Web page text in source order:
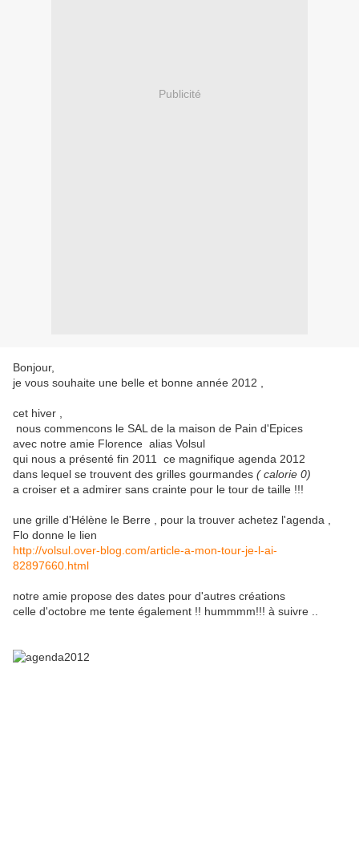
Publicité
Bonjour,
je vous souhaite une belle et bonne année 2012 ,
cet hiver ,
nous commencons le SAL de la maison de Pain d'Epices
avec notre amie Florence alias Volsul
qui nous a présenté fin 2011 ce magnifique agenda 2012
dans lequel se trouvent des grilles gourmandes ( calorie 0)
a croiser et a admirer sans crainte pour le tour de taille !!!
une grille d'Hélène le Berre , pour la trouver achetez l'agenda ,
Flo donne le lien
http://volsul.over-blog.com/article-a-mon-tour-je-l-ai-
82897660.html
notre amie propose des dates pour d'autres créations
celle d'octobre me tente également !! hummmm!!! à suivre ..